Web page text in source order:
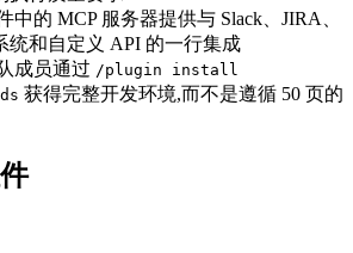
中的 MCP 服务器提供与 Slack、JIRA、
统和自定义 API 的一行集成
成员通过 /plugin install
获得完整开发环境,而不是遵循 50 页的